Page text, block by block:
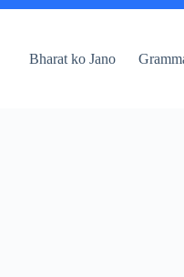
Bharat ko Jano